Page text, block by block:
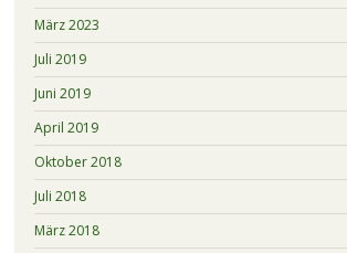
März 2023
Juli 2019
Juni 2019
April 2019
Oktober 2018
Juli 2018
März 2018